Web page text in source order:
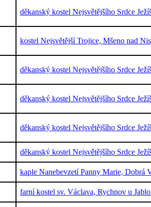
děkanský kostel Nejsvětějšího Srdce
kostel Nejsvětější Trojice, Mšeno nad
děkanský kostel Nejsvětějšího Srdce
děkanský kostel Nejsvětějšího Srdce
děkanský kostel Nejsvětějšího Srdce
děkanský kostel Nejsvětějšího Srdce
kaple Nanebevzetí Panny Marie, Dobrá
farní kostel sv. Václava, Rychnov u